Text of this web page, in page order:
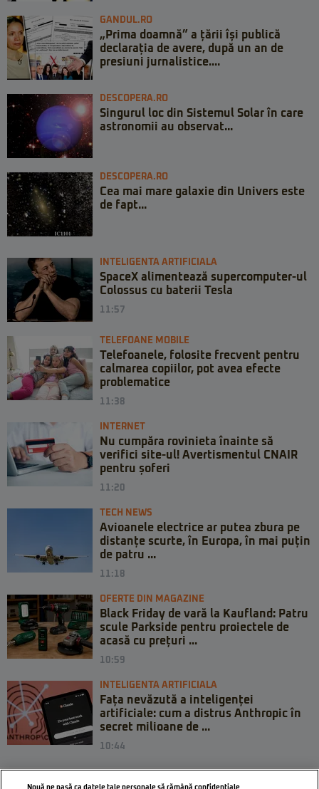
GANDUL.RO
„Prima doamnă” a țării își publică
declarația de avere, după un an de
presiuni jurnalistice....
DESCOPERA.RO
Singurul loc din Sistemul Solar în care
astronomii au observat...
DESCOPERA.RO
Cea mai mare galaxie din Univers este
de fapt...
INTELIGENTA ARTIFICIALA
SpaceX alimentează supercomputer-ul
Colossus cu baterii Tesla
11:57
TELEFOANE MOBILE
Telefoanele, folosite frecvent pentru
calmarea copiilor, pot avea efecte
problematice
11:38
INTERNET
Nu cumpăra rovinieta înainte să
verifici site-ul! Avertismentul CNAIR
pentru șoferi
11:20
TECH NEWS
Avioanele electrice ar putea zbura pe
distanțe scurte, în Europa, în mai puțin
de patru ...
11:18
OFERTE DIN MAGAZINE
Black Friday de vară la Kaufland: Patru
scule Parkside pentru proiectele de
acasă cu prețuri ...
10:59
INTELIGENTA ARTIFICIALA
Fața nevăzută a inteligenței
artificiale: cum a distrus Anthropic în
secret milioane de ...
10:44
Nouă ne pasă ca datele tale personale să rămână confidențiale